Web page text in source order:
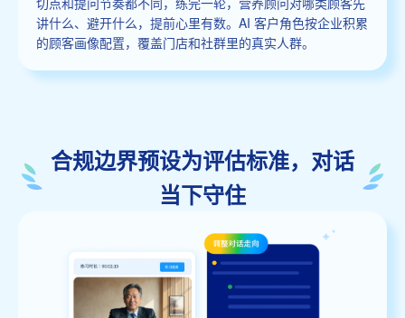
讲什么、避开什么，提前心里有数。AI 客户角色按企业积累
的顾客画像配置，覆盖门店和社群里的真实人群。
合规边界预设为评估标准，对话
当下守住